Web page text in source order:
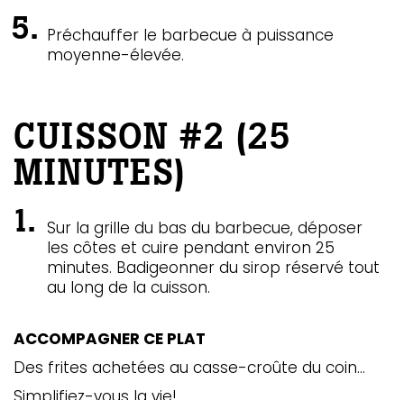
Préchauffer le barbecue à puissance
moyenne-élevée.
CUISSON #2 (25
MINUTES)
Sur la grille du bas du barbecue, déposer
les côtes et cuire pendant environ 25
minutes. Badigeonner du sirop réservé tout
au long de la cuisson.
ACCOMPAGNER CE PLAT
Des frites achetées au casse-croûte du coin…